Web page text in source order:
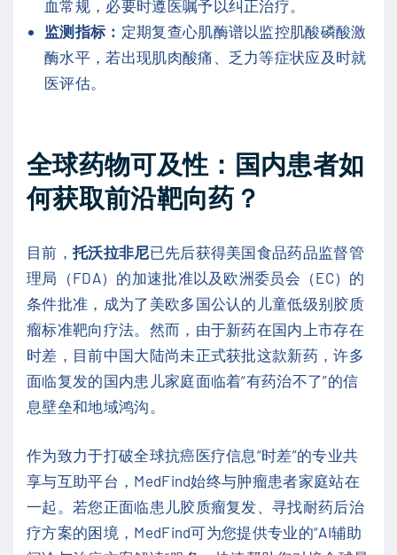
血常规，必要时遵医嘱予以纠正治疗。
监测指标： 定期复查心肌酶谱以监控肌酸磷酸激
酶水平，若出现肌肉酸痛、乏力等症状应及时就
医评估。
全球药物可及性：国内患者如
何获取前沿靶向药？
目前， 托沃拉非尼已先后获得美国食品药品监督管
理局（FDA）的加速批准以及欧洲委员会（EC）的
条件批准，成为了美欧多国公认的儿童低级别胶质
瘤标准靶向疗法。然而，由于新药在国内上市存在
时差，目前中国大陆尚未正式获批这款新药，许多
面临复发的国内患儿家庭面临着“有药治不了”的信
息壁垒和地域鸿沟。
作为致力于打破全球抗癌医疗信息“时差”的专业共
享与互助平台，MedFind始终与肿瘤患者家庭站在
一起。若您正面临患儿胶质瘤复发、寻找耐药后治
疗方案的困境，MedFind可为您提供专业的“AI辅助